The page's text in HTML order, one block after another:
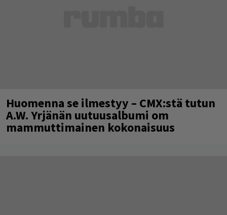
Huomenna se ilmestyy – CMX:stä tutun
A.W. Yrjänän uutuusalbumi om
mammuttimainen kokonaisuus